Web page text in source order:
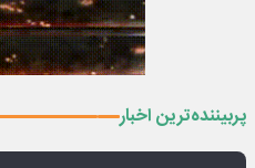
پربیننده‌ترین اخبار